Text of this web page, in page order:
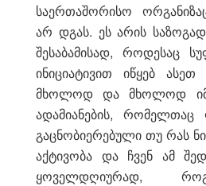
საერთაშორისო
არ დგას. ეს არის
შესაბამისად, როდესაც
ინიციატივით იწყებ
მხოლოდ და მხოლოდ
ადამიანების,
გაცნობიერებული თუ რას
აქტივობა და ჩვენ ამ
ყოველდღიურად,